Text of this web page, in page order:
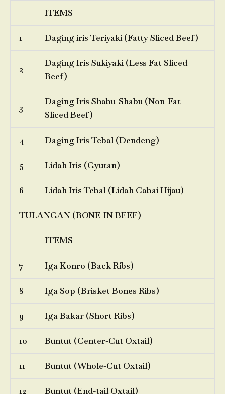
ITEMS
1 Daging iris Teriyaki (Fatty Sliced Beef)
2
Daging Iris Sukiyaki (Less Fat Sliced
Beef)
3
Daging Iris Shabu-Shabu (Non-Fat
Sliced Beef)
4 Daging Iris Tebal (Dendeng)
5 Lidah Iris (Gyutan)
6 Lidah Iris Tebal (Lidah Cabai Hijau)
TULANGAN (BONE-IN BEEF)
ITEMS
7 Iga Konro (Back Ribs)
8 Iga Sop (Brisket Bones Ribs)
9 Iga Bakar (Short Ribs)
10 Buntut (Center-Cut Oxtail)
11 Buntut (Whole-Cut Oxtail)
12 Buntut (End-tail Oxtail)